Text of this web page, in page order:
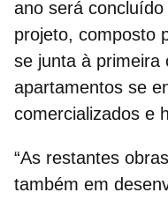
ano será
projeto, composto
se junta à primeira
apartamentos se
comercializados e
“As restantes
também em